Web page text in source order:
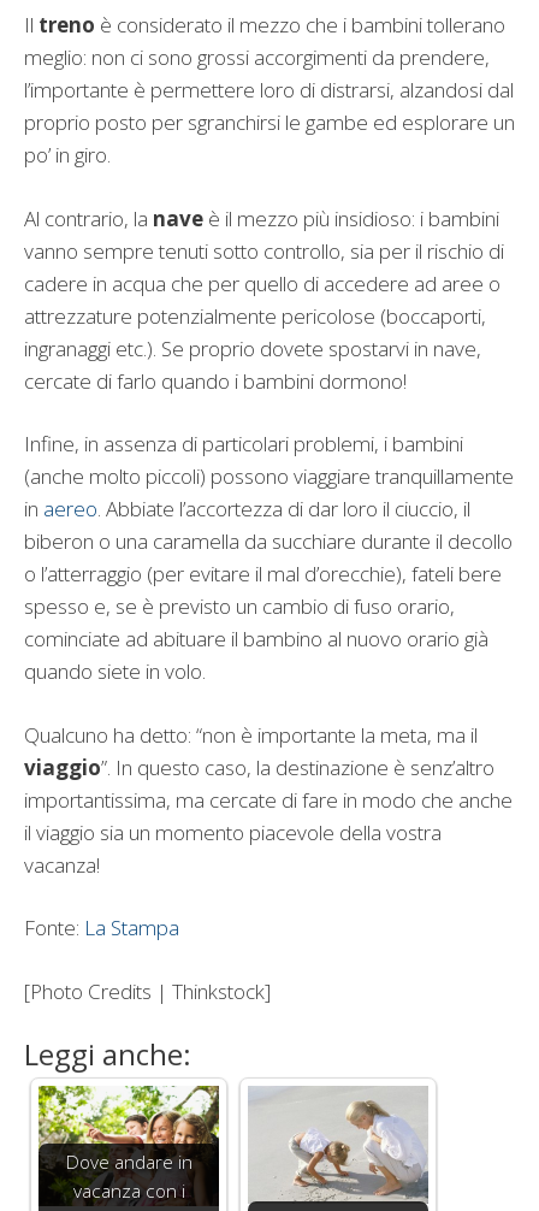
Il treno è considerato il mezzo che i bambini tollerano
meglio: non ci sono grossi accorgimenti da prendere,
l’importante è permettere loro di distrarsi, alzandosi dal
proprio posto per sgranchirsi le gambe ed esplorare un
po’ in giro.
Al contrario, la nave è il mezzo più insidioso: i bambini
vanno sempre tenuti sotto controllo, sia per il rischio di
cadere in acqua che per quello di accedere ad aree o
attrezzature potenzialmente pericolose (boccaporti,
ingranaggi etc.). Se proprio dovete spostarvi in nave,
cercate di farlo quando i bambini dormono!
Infine, in assenza di particolari problemi, i bambini
(anche molto piccoli) possono viaggiare tranquillamente
in aereo. Abbiate l’accortezza di dar loro il ciuccio, il
biberon o una caramella da succhiare durante il decollo
o l’atterraggio (per evitare il mal d’orecchie), fateli bere
spesso e, se è previsto un cambio di fuso orario,
cominciate ad abituare il bambino al nuovo orario già
quando siete in volo.
Qualcuno ha detto: “non è importante la meta, ma il
viaggio”. In questo caso, la destinazione è senz’altro
importantissima, ma cercate di fare in modo che anche
il viaggio sia un momento piacevole della vostra
vacanza!
Fonte: La Stampa
[Photo Credits | Thinkstock]
Leggi anche:
Dove andare in
vacanza con i